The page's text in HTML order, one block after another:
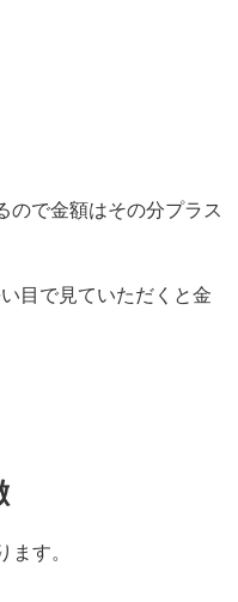
ので金額はその分プラス
目で見ていただくと金
ます。